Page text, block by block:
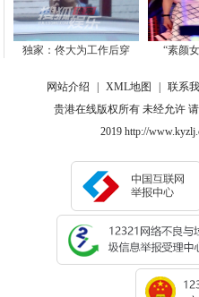
独家：佟大为工作后穿 “素颜
网站介绍 XML地图 联系
贵港在线版权所有 未经允许
2019 http://